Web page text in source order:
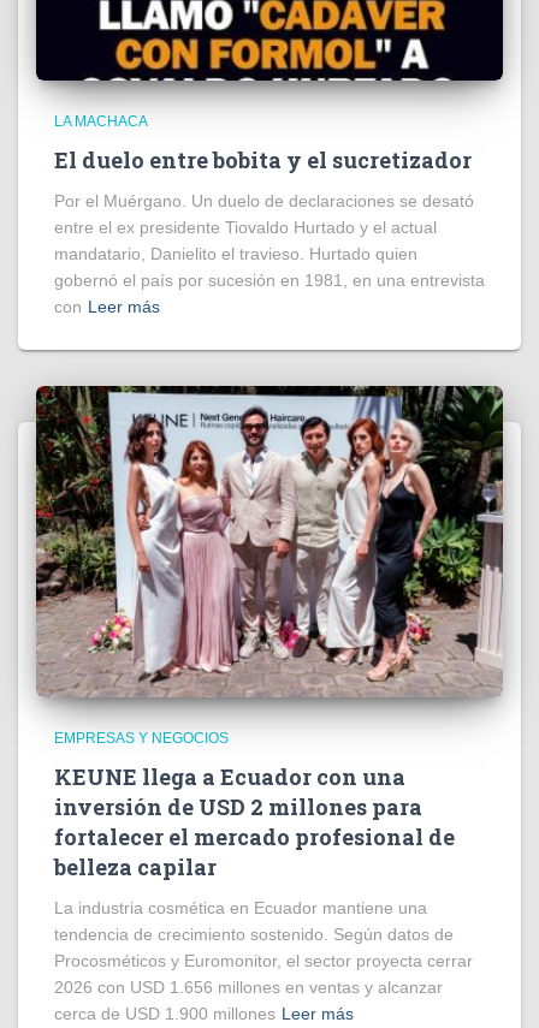
LA MACHACA
El duelo entre bobita y el sucretizador
Por el Muérgano. Un duelo de declaraciones se desató
entre el ex presidente Tiovaldo Hurtado y el actual
mandatario, Danielito el travieso. Hurtado quien
gobernó el país por sucesión en 1981, en una entrevista
con Leer más
EMPRESAS Y NEGOCIOS
KEUNE llega a Ecuador con una
inversión de USD 2 millones para
fortalecer el mercado profesional de
belleza capilar
La industria cosmética en Ecuador mantiene una
tendencia de crecimiento sostenido. Según datos de
Procosméticos y Euromonitor, el sector proyecta cerrar
2026 con USD 1.656 millones en ventas y alcanzar
cerca de USD 1.900 millones Leer más